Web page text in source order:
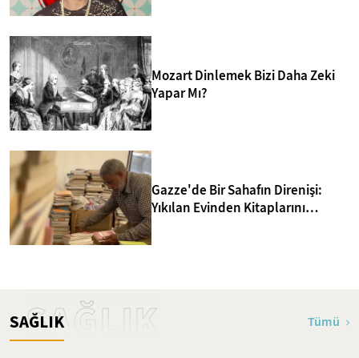
Mozart Dinlemek Bizi Daha Zeki
Yapar Mı?
Gazze'de Bir Sahafın Direnişi:
Yıkılan Evinden Kitaplarını
SAĞLIK
SAĞLIK Tümü